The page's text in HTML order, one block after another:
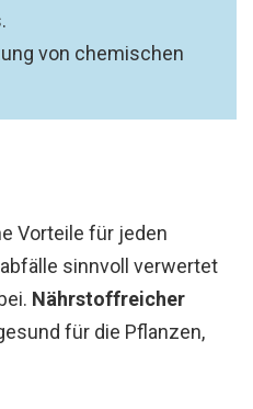
von chemischen
Vorteile für jeden
sinnvoll verwertet
Nährstoffreicher
für die Pflanzen,